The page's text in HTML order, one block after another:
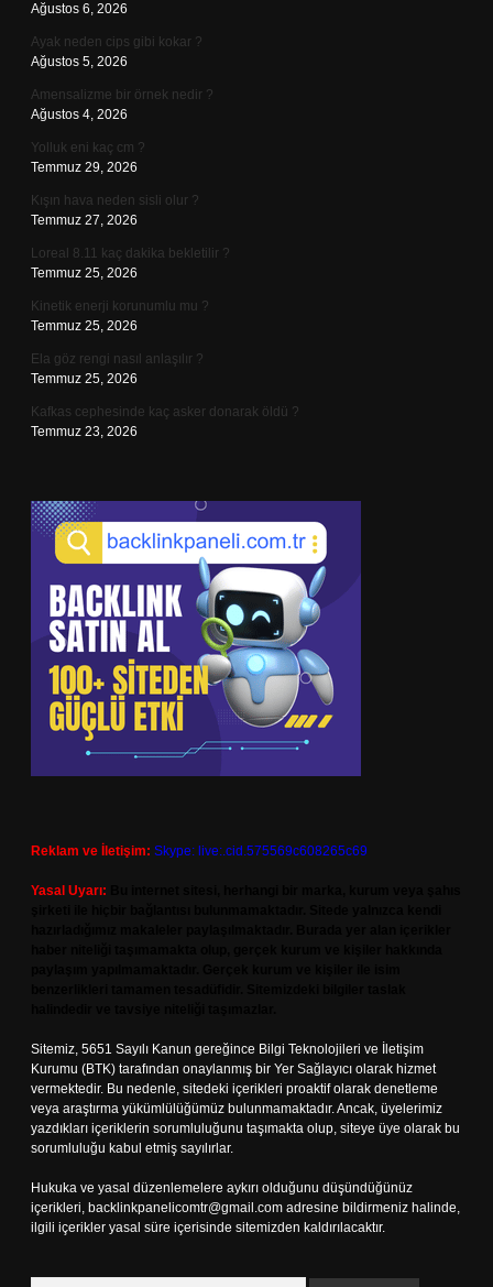
Ağustos 6, 2026
Ayak neden cips gibi kokar ?
Ağustos 5, 2026
Amensalizme bir örnek nedir ?
Ağustos 4, 2026
Yolluk eni kaç cm ?
Temmuz 29, 2026
Kışın hava neden sisli olur ?
Temmuz 27, 2026
Loreal 8.11 kaç dakika bekletilir ?
Temmuz 25, 2026
Kinetik enerji korunumlu mu ?
Temmuz 25, 2026
Ela göz rengi nasıl anlaşılır ?
Temmuz 25, 2026
Kafkas cephesinde kaç asker donarak öldü ?
Temmuz 23, 2026
Reklam ve İletişim: Skype: live:.cid.575569c608265c69
Yasal Uyarı:
Sitemiz, 5651 Sayılı Kanun gereğince Bilgi Teknolojileri ve İletişim
Kurumu (BTK) tarafından onaylanmış bir Yer Sağlayıcı olarak hizmet
vermektedir. Bu nedenle, sitedeki içerikleri proaktif olarak denetleme
veya araştırma yükümlülüğümüz bulunmamaktadır. Ancak, üyelerimiz
yazdıkları içeriklerin sorumluluğunu taşımakta olup, siteye üye olarak bu
sorumluluğu kabul etmiş sayılırlar.
Hukuka ve yasal düzenlemelere aykırı olduğunu düşündüğünüz
içerikleri, backlinkpanelicomtr@gmail.com adresine bildirmeniz halinde,
ilgili içerikler yasal süre içerisinde sitemizden kaldırılacaktır.